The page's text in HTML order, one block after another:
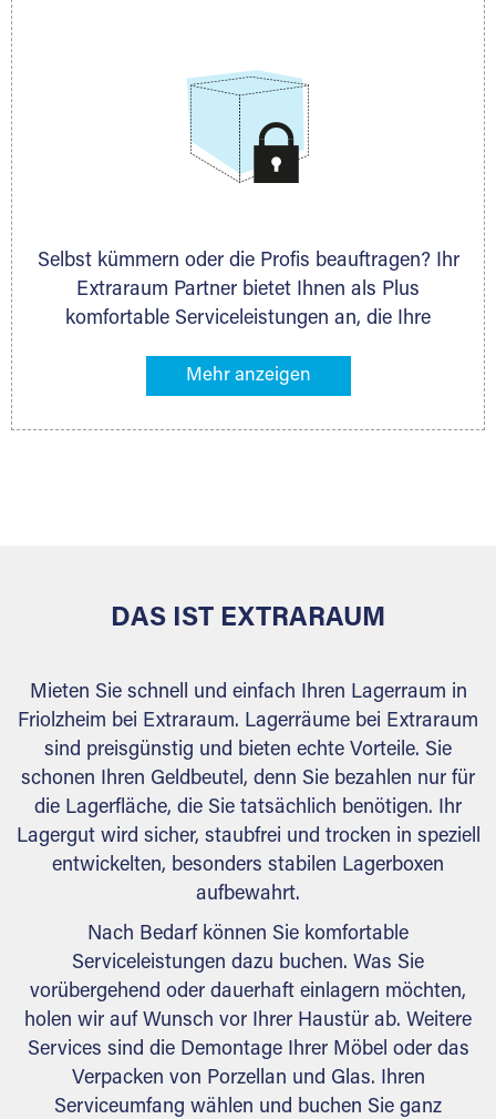
Selbst kümmern oder die Profis beauftragen? Ihr
Extraraum Partner bietet Ihnen als Plus
komfortable Serviceleistungen an, die Ihre
gehören z. B. Verpackungsservice, Lieferung von
Ihr Lagergut wird bei Ihrem Extraraum Partner
DAS IST EXTRARAUM
Mieten Sie schnell und einfach Ihren Lagerraum in
Friolzheim bei Extraraum. Lagerräume bei Extraraum
sind preisgünstig und bieten echte Vorteile. Sie
schonen Ihren Geldbeutel, denn Sie bezahlen nur für
die Lagerfläche, die Sie tatsächlich benötigen. Ihr
Lagergut wird sicher, staubfrei und trocken in speziell
entwickelten, besonders stabilen Lagerboxen
aufbewahrt.
Nach Bedarf können Sie komfortable
Serviceleistungen dazu buchen. Was Sie
vorübergehend oder dauerhaft einlagern möchten,
holen wir auf Wunsch vor Ihrer Haustür ab. Weitere
Services sind die Demontage Ihrer Möbel oder das
Verpacken von Porzellan und Glas. Ihren
Serviceumfang wählen und buchen Sie ganz